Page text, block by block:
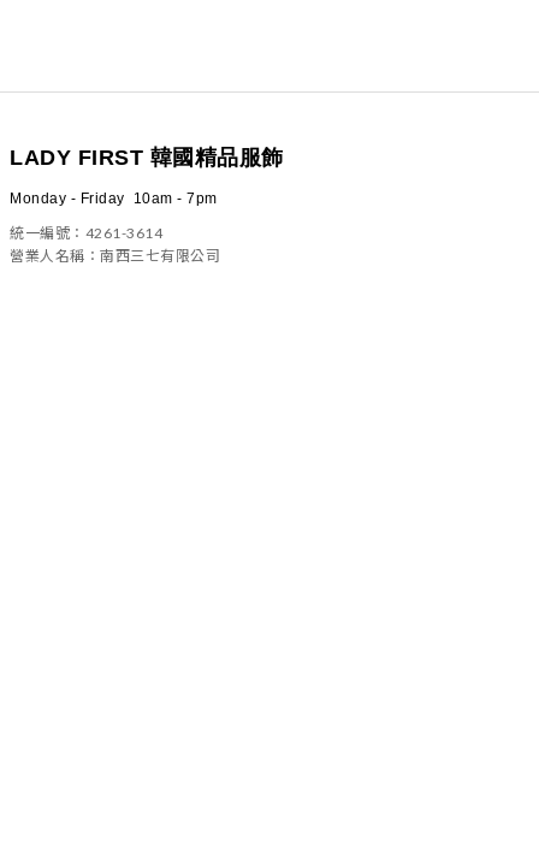
LADY FIRST 韓國精品服飾
Monday - Friday 10am - 7pm
統一編號：4261-3614
營業人名稱：南西三七有限公司